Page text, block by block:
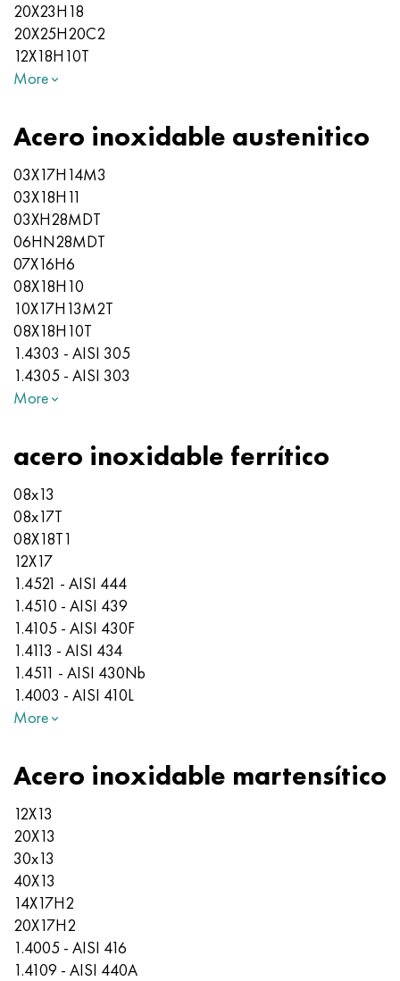
20X23H18
20Х25Н20С2
12X18H10T
More
Acero inoxidable austenitico
03Х17Н14М3
03Х18Н11
03ХН28MDT
06HN28MDT
07X16H6
08X18Н10
10X17H13M2T
08X18H10T
1.4303 - AISI 305
1.4305 - AISI 303
More
acero inoxidable ferrítico
08x13
08x17T
08X18T1
12X17
1.4521 - AISI 444
1.4510 - AISI 439
1.4105 - AISI 430F
1.4113 - AISI 434
1.4511 - AISI 430Nb
1.4003 - AISI 410L
More
Acero inoxidable martensítico
12X13
20X13
30x13
40X13
14X17H2
20X17H2
1.4005 - AISI 416
1.4109 - AISI 440A